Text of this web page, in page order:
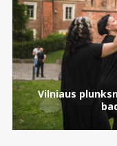
Vilniaus